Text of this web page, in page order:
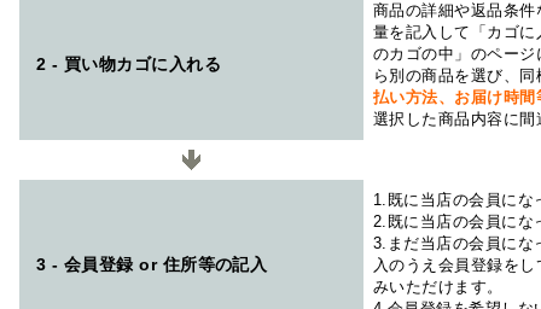
2 - 買い物カゴに入れる
商品の詳細や返品条
量を記入して「カゴ
のカゴの中」のペー
ら別の商品を選び、
払い方法、お届け時
選択した商品内容に
3 - 会員登録 or 住所等の記入
1.既に当店の会員にな
2.既に当店の会員にな
3.まだ当店の会員にな
入のうえ会員登録を
みいただけます。